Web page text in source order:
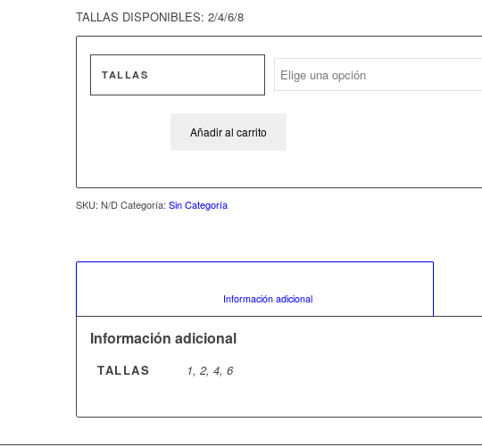
TALLAS DISPONIBLES: 2/4/6/8
TALLAS
Añadir al carrito
SKU:N/D Categoría:Sin Categoría
Información adicional
TALLAS 1, 2, 4, 6